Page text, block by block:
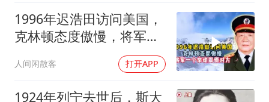
奋进开新局 实干挑大梁
1996年迟浩田访问美国，
克林顿态度傲慢，将军一
人间闲散客 打开APP
1924年列宁去世后，斯大